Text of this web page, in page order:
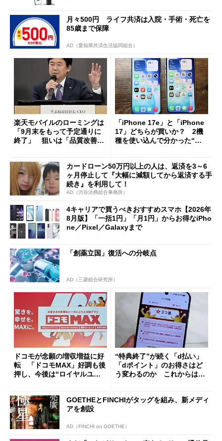
月々500円 ライフ共済は入院・手術・死亡を
85歳まで保障
AD（愛知県共済生活協同組合）
楽天モバイルのローミングは
「9月末をもって予定通りに
終了」 狙いは「品質改善」
も
「iPhone 17e」と「iPhone
17」どちらが買いか？ 2機
種を使い込んで分かった“ス
カードローン50万円以上の人は、返済を3～6
ヶ月停止して『大幅に減額してから返済する手
続き』を利用して！
AD（渋谷法務総合事務所）
4キャリアで買うべきおすすめスマホ【2026年
8月版】「一括1円」「月1円」からお得なiPho
ne／Pixel／Galaxyまで
「創薬立国」復活への分岐点
AD（三菱総合研究所）
ドコモが念願の増収増益に好
転 「ドコモMAX」好調も後
押し、今後は“ロイヤルユー
“特典終了”が続く「d払い」
「dポイント」のお得さはど
う変わるのか これからは
GOETHEとFINCHIがタッグを組み、新メディ
アを創設
AD（FINCHI on GOETHE）